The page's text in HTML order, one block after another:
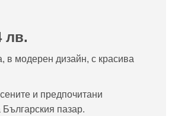
лв.
е:
/
870.34
в модерен дизайн, с красива
и предпочитани
пазар.